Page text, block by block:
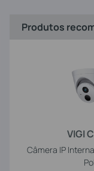
Produtos
VIGI
Câmera IP